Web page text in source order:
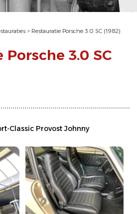
> Restauratie Porsche 3.0 SC (1982)
3.0 SC
Classic Provost Johnny